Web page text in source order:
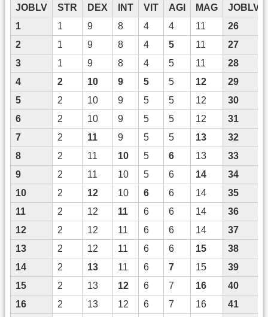
JOBLV STR DEX INT VIT AGI MAG
JOBLV
1
1 9 8 4 4 11
26
2
1 9 8 4 5 11
27
3
1 9 8 4 5 11
28
4
2 10 9 5 5 12
29
5
2 10 9 5 5 12
30
6
2 10 9 5 5 12
31
7
2 11 9 5 5 13
32
8
2 11 10 5 6 13
33
9
2 11 10 5 6 14
34
10
2 12 10 6 6 14
35
11
2 12 11 6 6 14
36
12
2 12 11 6 6 14
37
13
2 12 11 6 6 15
38
14
2 13 11 6 7 15
39
15
2 13 12 6 7 16
40
16
2 13 12 6 7 16
41